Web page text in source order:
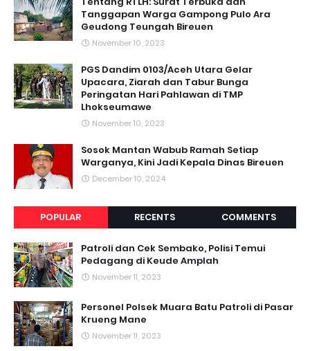
Tanggapan Warga Gampong Pulo Ara
Geudong Teungah Bireuen
November 10, 2023
PGS Dandim 0103/Aceh Utara Gelar
Upacara, Ziarah dan Tabur Bunga
Peringatan Hari Pahlawan di TMP
Lhokseumawe
November 10, 2023
Sosok Mantan Wabub Ramah Setiap
Warganya, Kini Jadi Kepala Dinas Bireuen
December 10, 2024
POPULAR RECENTS COMMENTS
Patroli dan Cek Sembako, Polisi Temui
Pedagang di Keude Amplah
November 11, 2023
Personel Polsek Muara Batu Patroli di Pasar
Krueng Mane
November 11, 2023